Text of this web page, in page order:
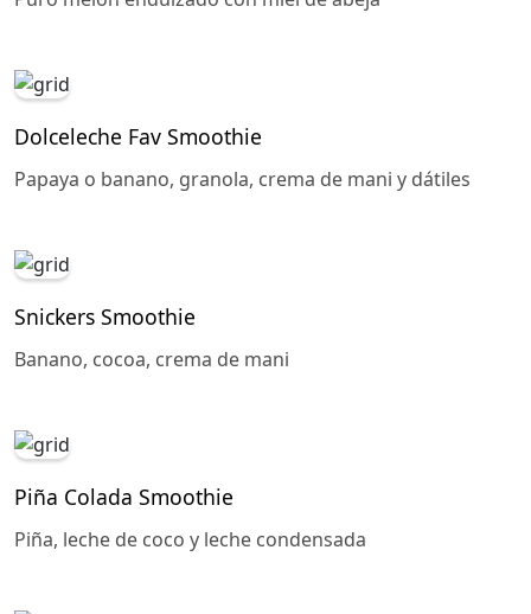
Dolceleche Fav Smoothie
Papaya o banano, granola, crema de mani y dátiles
Snickers Smoothie
Banano, cocoa, crema de mani
Piña Colada Smoothie
Piña, leche de coco y leche condensada